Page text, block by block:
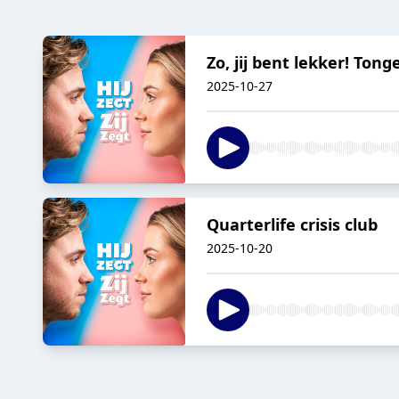
Zo, jij bent lekker!
2025-10-27
Quarterlife crisis club
2025-10-20